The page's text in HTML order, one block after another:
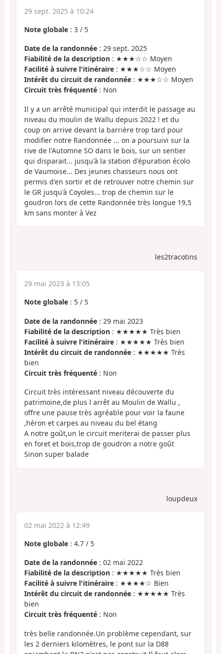
29 sept. 2025 à 10:24
Note globale : 3 / 5
Date de la randonnée : 29 sept. 2025
Fiabilité de la description : ★★★☆☆ Moyen
Facilité à suivre l'itinéraire : ★★★☆☆ Moyen
Intérêt du circuit de randonnée : ★★★☆☆ Moyen
Circuit très fréquenté : Non
Il y a un arrêté municipal qui interdit le passage au
niveau du moulin de Wallu depuis 2022 ! et du
coup on arrive devant la barrière trop tard pour
modifier notre Randonnée ... on a poursuivi sur la
rive de l'Automne SO dans le bois, sur un sentier
qui disparait... jusqu'à la station d'épuration écolo
de Vaumoise... Des jeunes chasseurs nous ont
permis d'en sortir et de retrouver notre chemin sur
le GR jusqu'à Coyoles... trop de chemin sur le
goudron lors de cette Randonnée très longue 19,5
km sans monter à Vez
les2tracotins
29 mai 2023 à 13:05
Note globale : 5 / 5
Date de la randonnée : 29 mai 2023
Fiabilité de la description : ★★★★★ Très bien
Facilité à suivre l'itinéraire : ★★★★★ Très bien
Intérêt du circuit de randonnée : ★★★★★ Très
bien
Circuit très fréquenté : Non
Circuit très intéressant niveau découverte du
patrimoine,de plus l arrêt au Moulin de Wallu ,
offre une pause très agréable pour voir la faune
,héron et carpes au niveau du bel étang
A notre goût,un le circuit meriterai de passer plus
en foret et bois,trop de goudron a notre goût
Sinon super balade
loupdeux
02 mai 2022 à 12:49
Note globale : 4.7 / 5
Date de la randonnée : 02 mai 2022
Fiabilité de la description : ★★★★★ Très bien
Facilité à suivre l'itinéraire : ★★★★☆ Bien
Intérêt du circuit de randonnée : ★★★★★ Très
bien
Circuit très fréquenté : Non
très belle randonnée.Un problème cependant, sur
les 2 derniers kilomètres, le pont sur la D88